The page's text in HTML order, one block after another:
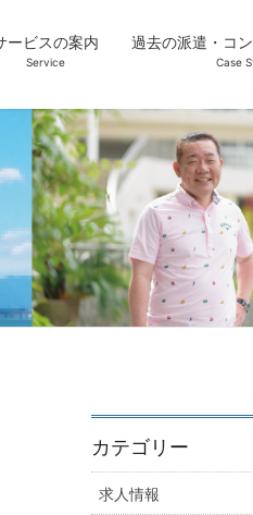
ービスの案内
Service
過去の派遣・コ
Case
カテゴリー
求人情報